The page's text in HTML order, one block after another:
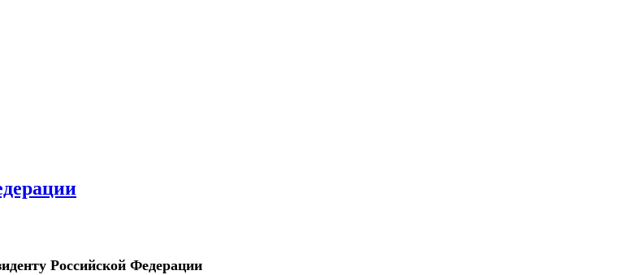
Российской Федерации